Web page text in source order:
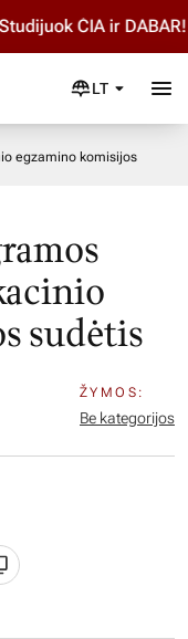
ČIA ir DABAR!
LT
egzamino komisijos
sudėtis
ŽYMOS:
Be kategorijos